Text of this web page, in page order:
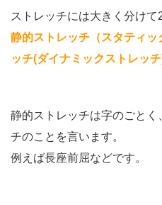
ストレッチには大きく分けて
静的ストレッチ（スタティッ
ッチ(ダイナミックストレッ
静的ストレッチは字のごと
チのことを言います。
例えば長座前屈などです。